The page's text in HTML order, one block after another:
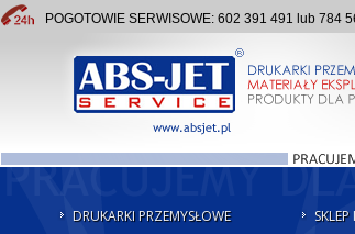
POGOTOWIE SERWISOWE: 602 391 491 lub 784
DRUKARKI PRZEMYSŁOWE